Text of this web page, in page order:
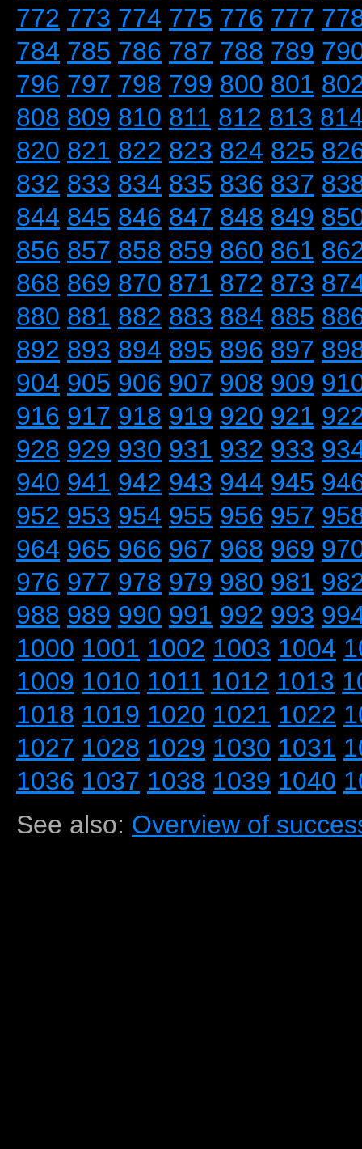
772 773 774 775 776 777
784 785 786 787 788 789
796 797 798 799 800 801
808 809 810 811 812 813
820 821 822 823 824 825
832 833 834 835 836 837
844 845 846 847 848 849
856 857 858 859 860 861
868 869 870 871 872 873
880 881 882 883 884 885
892 893 894 895 896 897
904 905 906 907 908 909
916 917 918 919 920 921
928 929 930 931 932 933
940 941 942 943 944 945
952 953 954 955 956 957
964 965 966 967 968 969
976 977 978 979 980 981
988 989 990 991 992 993
1000 1001 1002 1003 1004
1009 1010 1011 1012 1013
1018 1019 1020 1021 1022
1027 1028 1029 1030 1031
1036 1037 1038 1039 1040
See also: Overview of